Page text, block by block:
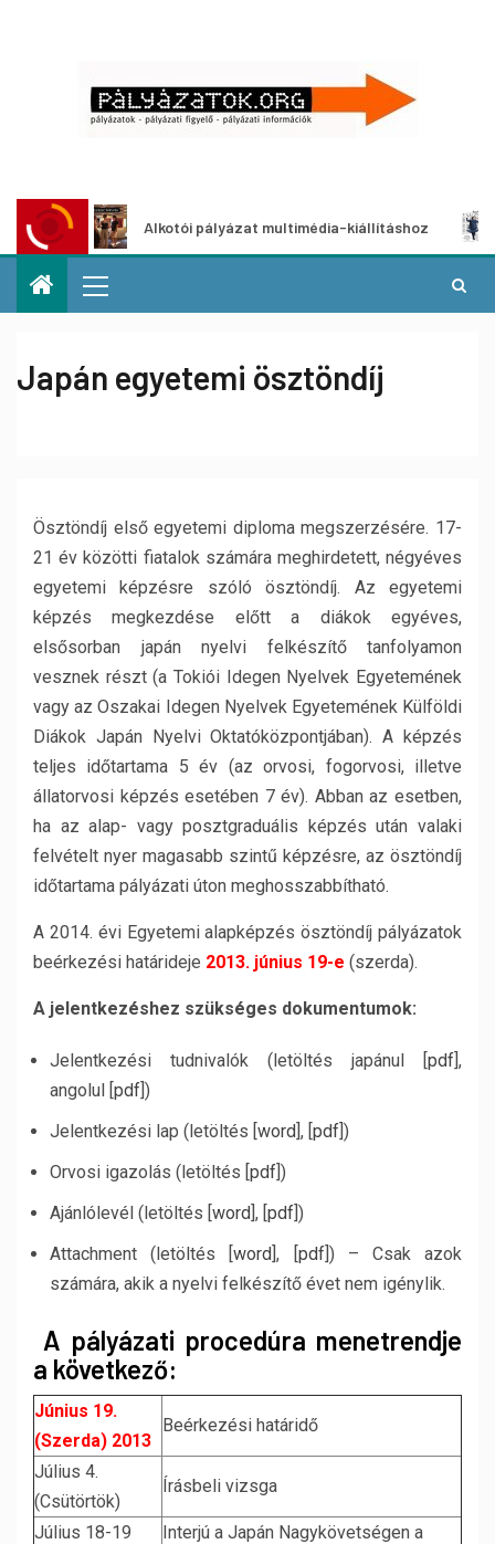
Alkotói pályázat multimédia-kiállításhoz
Japán egyetemi ösztöndíj
Ösztöndíj első egyetemi diploma megszerzésére. 17-
21 év közötti fiatalok számára meghirdetett, négyéves
egyetemi képzésre szóló ösztöndíj. Az egyetemi
képzés megkezdése előtt a diákok egyéves,
elsősorban japán nyelvi felkészítő tanfolyamon
vesznek részt (a Tokiói Idegen Nyelvek Egyetemének
vagy az Oszakai Idegen Nyelvek Egyetemének Külföldi
Diákok Japán Nyelvi Oktatóközpontjában). A képzés
teljes időtartama 5 év (az orvosi, fogorvosi, illetve
állatorvosi képzés esetében 7 év). Abban az esetben,
ha az alap- vagy posztgraduális képzés után valaki
felvételt nyer magasabb szintű képzésre, az ösztöndíj
időtartama pályázati úton meghosszabbítható.
A 2014. évi Egyetemi alapképzés ösztöndíj pályázatok
beérkezési határideje 2013. június 19-e (szerda).
A jelentkezéshez szükséges dokumentumok:
Jelentkezési tudnivalók (letöltés japánul [pdf],
angolul [pdf])
Jelentkezési lap (letöltés [word], [pdf])
Orvosi igazolás (letöltés [pdf])
Ajánlólevél (letöltés [word], [pdf])
Attachment (letöltés [word], [pdf]) – Csak azok
számára, akik a nyelvi felkészítő évet nem igénylik.
A pályázati procedúra menetrendje
a következő:
Június 19.
(Szerda) 2013
Beérkezési határidő
Július 4.
(Csütörtök)
Írásbeli vizsga
Július 18-19
Interjú a Japán Nagykövetségen a